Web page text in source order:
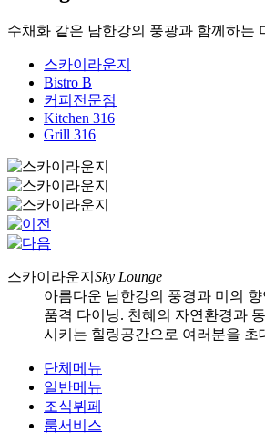
수채화 같은 남한강의 풍광과 함께하는
스카이라운지
Bistro B
커피전문점
Kitchen 316
Grill 316
스카이라운지 Sky Lounge
아름다운 남한강의 풍경과 미의
품격 다이닝. 천혜의 자연환경과
시키는 힐링공간으로 여러분을 초
단체메뉴
일반메뉴
조식뷔페
룸서비스